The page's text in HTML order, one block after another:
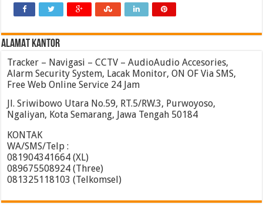
ALAMAT KANTOR
Tracker – Navigasi – CCTV – AudioAudio Accesories,
Alarm Security System, Lacak Monitor, ON OF Via SMS,
Free Web Online Service 24 Jam
Jl. Sriwibowo Utara No.59, RT.5/RW.3, Purwoyoso,
Ngaliyan, Kota Semarang, Jawa Tengah 50184
KONTAK
WA/SMS/Telp :
081904341664 (XL)
089675508924 (Three)
081325118103 (Telkomsel)